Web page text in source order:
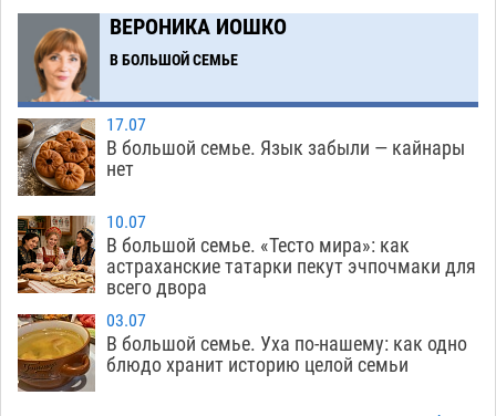
08:47
Астраханский суд оценил четыре удара по
голове полицейского в сто тысяч рублей
19:36
Завтра астраханская жара вновь приблизится
к 40-градусному пределу
06.08 428
18:57
В Астрахани впервые открыли смену по
теории игр
18:23
В пятницу без электричества окажутся
Астрахань, Ахтубинск и 6 поселений
17:40
В астраханском поселке ведутся работы по
двум федеральным проектам
ВЕРОНИКА ИОШКО
В БОЛЬШОЙ СЕМЬЕ
17.07
В большой семье. Язык забыли — кайнары
нет
10.07
В большой семье. «Тесто мира»: как
астраханские татарки пекут эчпочмаки для
всего двора
03.07
В большой семье. Уха по-нашему: как одно
блюдо хранит историю целой семьи